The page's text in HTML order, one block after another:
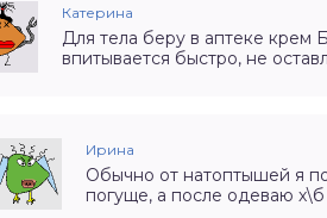
Катерина
Для тела беру в аптеке крем
впитывается быстро, не
Ирина
Обычно от натоптышей я
погуще, а после одеваю х\б